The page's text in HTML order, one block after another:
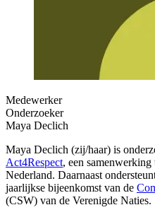
Medewerker
Onderzoeker
Maya Declich
Maya Declich (zij/haar) is
Act4Respect, een
Nederland. Daarnaast
jaarlijkse bijeenkomst van de
(CSW) van de Verenigde Naties.